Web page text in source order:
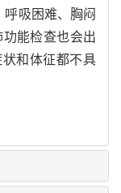
吸困难、胸闷
能检查也会出
和体征都不具